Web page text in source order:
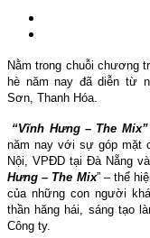
Nằm trong chuỗi chương
hè năm nay đã diễn từ
Sơn, Thanh Hóa.
“Vĩnh Hưng – The Mix”
năm nay với sự góp mặt
Nội, VPĐD tại Đà Nẵng
Hưng – The Mix” – thể
của những con người
thần hăng hái, sáng tạo
Công ty.